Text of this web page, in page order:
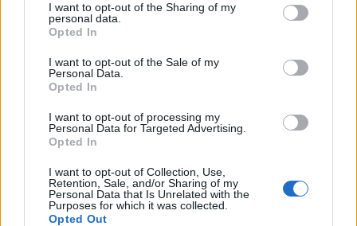
I want to opt-out of the Sharing of my
personal data.
Opted In
I want to opt-out of the Sale of my
Personal Data.
Opted In
I want to opt-out of processing my
Personal Data for Targeted Advertising.
Opted In
I want to opt-out of Collection, Use,
Retention, Sale, and/or Sharing of my
Personal Data that Is Unrelated with the
Purposes for which it was collected.
Opted Out
ISRAELE
Netanyahu mostra le foto
dell'orrore a Blinken: "Hamas
come l'Isis"
12/10/2023
CINA-USA
Xi Jinping riceve Blinken: segnali
di schiarita ma su Taiwan è gelo